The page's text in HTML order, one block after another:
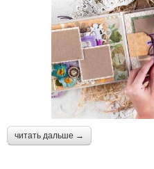
читать дальше →